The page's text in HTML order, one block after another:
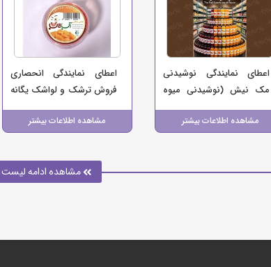
اعطای نمایندگی نوشیدنی
مک نیش (نوشیدنی میوه
ای)
مشاهده اطلاعات بیشتر
اعطای نمایندگی انحصاری
فروش ترشک و لواشک یگانه
(برند آب و تاب)
مشاهده اطلاعات بیشتر
مشاهده ادامه لیست